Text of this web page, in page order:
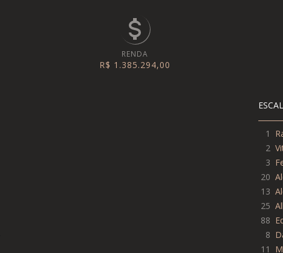
RENDA
R$ 1.385.294,00
1
2
3
20
13
25
88
8
11